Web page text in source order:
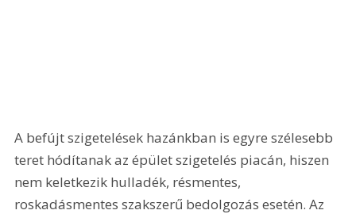
A befújt szigetelések hazánkban is egyre szélesebb
teret hódítanak az épület szigetelés piacán, hiszen
nem keletkezik hulladék, résmentes,
roskadásmentes szakszerű bedolgozás esetén. Az